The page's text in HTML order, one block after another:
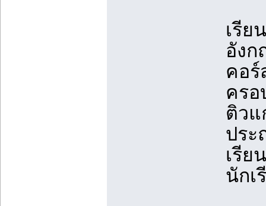
เรีย
อังก
คอร์
ครอ
ติวแ
ประ
เรีย
นักเ